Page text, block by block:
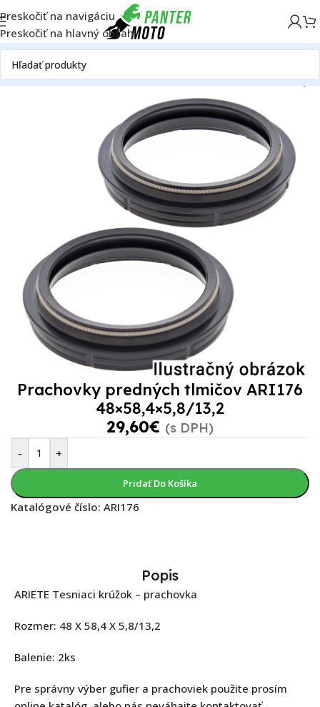
Preskočiť na navigáciu
Preskočiť na hlavný obsah
OFF ROADRámPodvozokTlmičePredné tlmičePrachovky
Prachovky predných tlmičov ARI176
48×58,4×5,8/13,2
29,60€ (s DPH)
- +
Pridať Do Košíka
Katalógové číslo: ARI176
Popis
ARIETE Tesniaci krúžok – prachovka
Rozmer: 48 X 58,4 X 5,8/13,2
Balenie: 2ks
Pre správny výber gufier a prachoviek použite prosím